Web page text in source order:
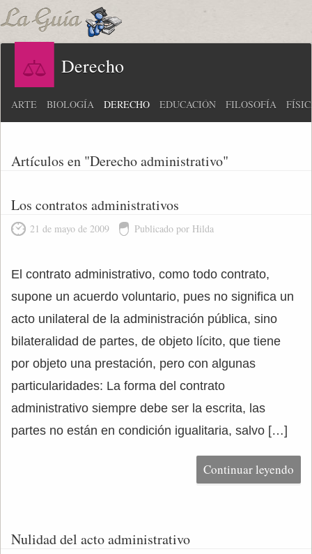
Derecho
ARTE BIOLOGÍA DERECHO EDUCACIÓN FILOSOFÍA
Artículos en "Derecho administrativo"
Los contratos administrativos
21 de mayo de 2009 Publicado por Hilda
El contrato administrativo, como todo contrato,
supone un acuerdo voluntario, pues no significa un
acto unilateral de la administración pública, sino
bilateralidad de partes, de objeto lícito, que tiene
por objeto una prestación, pero con algunas
particularidades: La forma del contrato
administrativo siempre debe ser la escrita, las
partes no están en condición igualitaria, salvo […]
Continuar leyendo
Nulidad del acto administrativo